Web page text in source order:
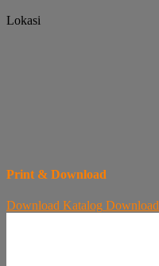
Lokasi
Print & Download
Download Katalog Download